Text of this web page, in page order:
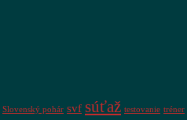
Slovenský pohár svf súťaž testovanie tréner